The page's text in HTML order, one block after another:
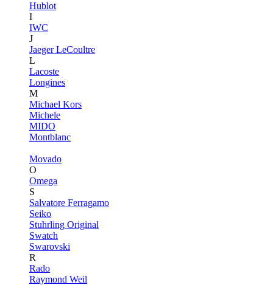
Hublot
I
IWC
J
Jaeger LeCoultre
L
Lacoste
Longines
M
Michael Kors
Michele
MIDO
Montblanc
Movado
O
Omega
S
Salvatore Ferragamo
Seiko
Stuhrling Original
Swatch
Swarovski
R
Rado
Raymond Weil